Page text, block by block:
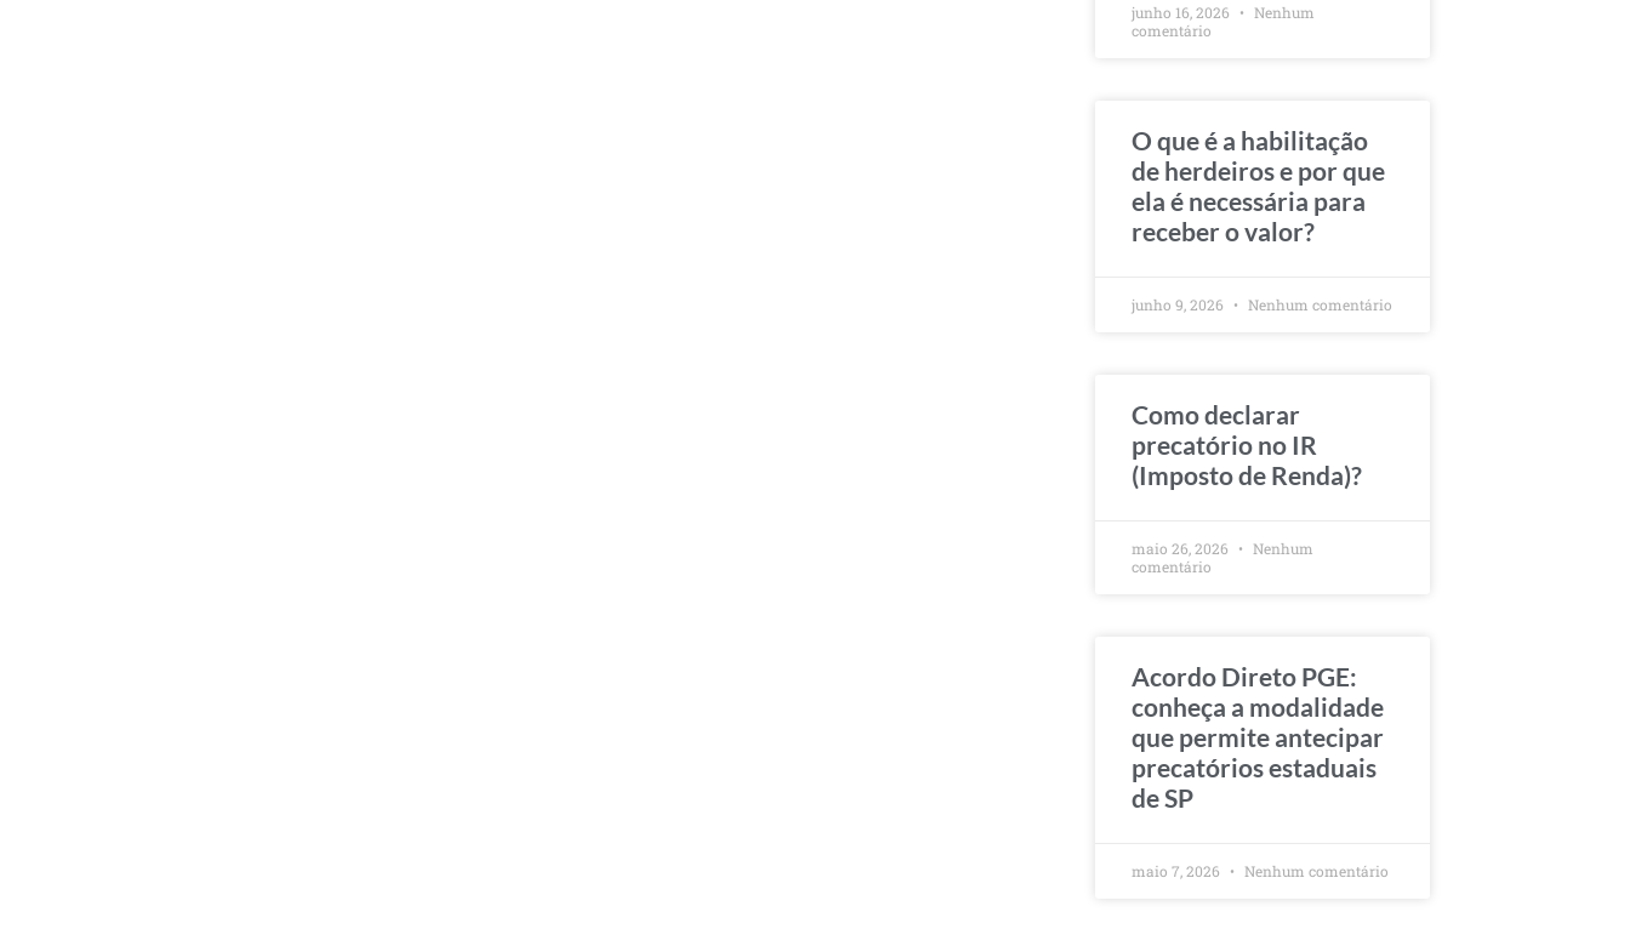
junho 16, 2026
Nenhum
comentário
O que é a habilitação
de herdeiros e por que
ela é necessária para
receber o valor?
junho 9, 2026 Nenhum comentário
Como declarar
precatório no IR
(Imposto de Renda)?
maio 26, 2026
Nenhum
comentário
Acordo Direto PGE:
conheça a modalidade
que permite antecipar
precatórios estaduais
de SP
maio 7, 2026 Nenhum comentário